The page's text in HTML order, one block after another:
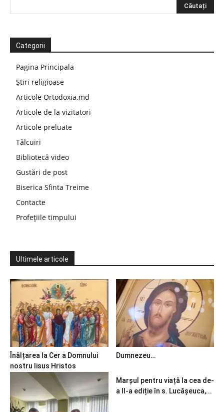
Categorii
Pagina Principala
Știri religioase
Articole Ortodoxia.md
Articole de la vizitatori
Articole preluate
Tâlcuiri
Bibliotecă video
Gustări de post
Biserica Sfinta Treime
Contacte
Profețiile timpului
Ultimele articole
Înălțarea la Cer a Domnului
nostru Iisus Hristos
Dumnezeu…
Marșul pentru viață la cea de-
a II-a ediție în s. Lucășeuca,...